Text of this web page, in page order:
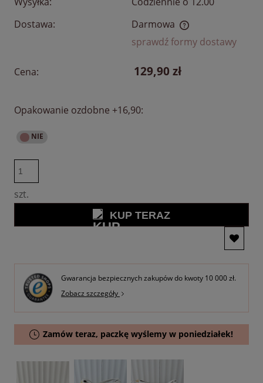
Dostawa:
Darmowa
Cena nie zawiera ewentualnych kosztów płatności
sprawdź formy dostawy
Cena: 129,90 zł
Opakowanie ozdobne +16,90:
szt.
KUP TERAZ
Gwarancja bezpiecznych zakupów do kwoty 10 000 zł.
Zobacz szczegóły
Zamów teraz, paczkę wyślemy w poniedziałek!